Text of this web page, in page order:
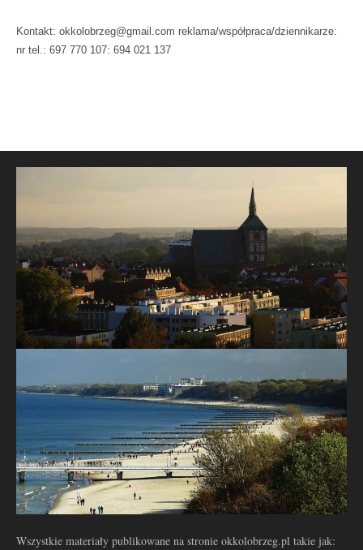
Kontakt: okkolobrzeg@gmail.com reklama/współpraca/dziennikarze:
nr tel.: 697 770 107: 694 021 137
Wszystkie materiały publikowane na stronie okkolobrzeg.pl takie jak: